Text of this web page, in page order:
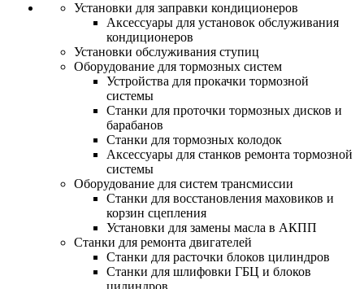
Установки для заправки кондиционеров
Аксессуары для установок обслуживания
кондиционеров
Установки обслуживания ступиц
Оборудование для тормозных систем
Устройства для прокачки тормозной
системы
Станки для проточки тормозных дисков и
барабанов
Станки для тормозных колодок
Аксессуары для станков ремонта тормозной
системы
Оборудование для систем трансмиссии
Станки для восстановления маховиков и
корзин сцепления
Установки для замены масла в АКПП
Станки для ремонта двигателей
Станки для расточки блоков цилиндров
Станки для шлифовки ГБЦ и блоков